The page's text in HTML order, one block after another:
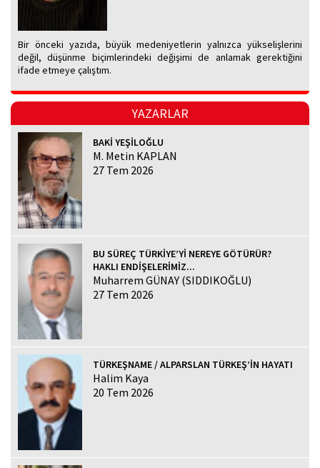
Bir önceki yazıda, büyük medeniyetlerin yalnızca yükselişlerini
değil, düşünme biçimlerindeki değişimi de anlamak gerektiğini
ifade etmeye çalıştım.
YAZARLAR
BAKİ YEŞİLOĞLU
M. Metin KAPLAN
27 Tem 2026
BU SÜREÇ TÜRKİYE’Yİ NEREYE GÖTÜRÜR?
HAKLI ENDİŞELERİMİZ...
Muharrem GÜNAY (SIDDIKOĞLU)
27 Tem 2026
TÜRKEŞNAME / ALPARSLAN TÜRKEŞ’İN HAYATI
Halim Kaya
20 Tem 2026